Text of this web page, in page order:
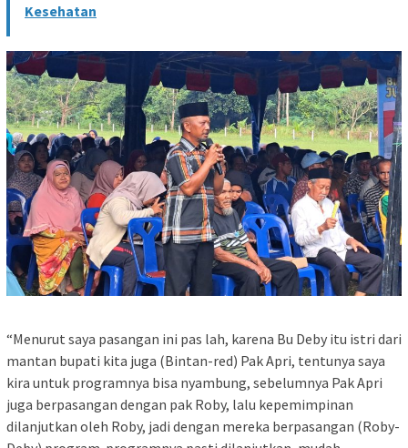
Kesehatan
“Menurut saya pasangan ini pas lah, karena Bu Deby itu istri dari
mantan bupati kita juga (Bintan-red) Pak Apri, tentunya saya
kira untuk programnya bisa nyambung, sebelumnya Pak Apri
juga berpasangan dengan pak Roby, lalu kepemimpinan
dilanjutkan oleh Roby, jadi dengan mereka berpasangan (Roby-